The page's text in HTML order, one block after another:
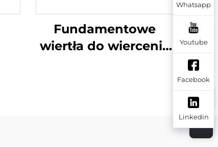
Fundamentowe
wiertła do wiercenia
Whatsapp
Youtube
Facebook
Linkedin